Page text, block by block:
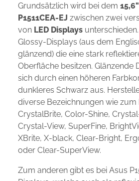
Grundsätzlich wird bei dem 15,6"
P1511CEA-EJ zwischen zwei
von LED Displays
Glossy-Displays (aus dem
glänzend) die eine stark
Oberfläche besitzen. Glänzende
sich durch einen höheren
dunkleres Schwarz aus.
diverse Bezeichnungen wie zum
CrystalBrite, Color-Shine,
Crystal-View, SuperFine,
XBrite, X-black, Clear-Bright,
oder Clear-SuperView.
Zum anderen gibt es bei Asus